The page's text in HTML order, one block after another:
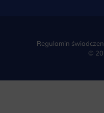
Regulamin
©